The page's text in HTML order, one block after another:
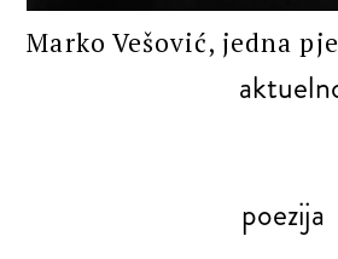
Marko Vešović, jedna
poezija